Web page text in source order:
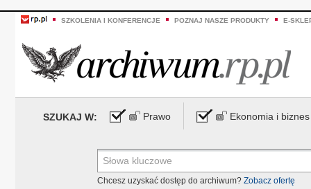
SZKOLENIA I KONFERENCJE POZNAJ NASZE PRODUKTY E-
SZUKAJ W: Prawo Ekonomia i biznes
Chcesz uzyskać dostęp do archiwum? Zobacz ofertę